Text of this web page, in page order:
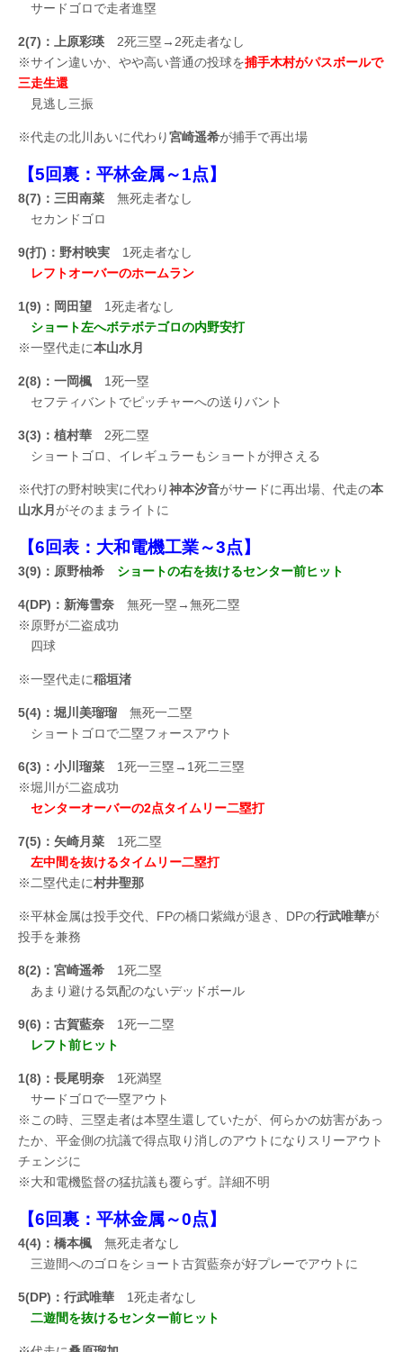
サードゴロで走者進塁
2(7)：上原彩瑛 2死三塁→2死走者なし
※サイン違いか、やや高い普通の投球を捕手木村がパスボールで
三走生還
見逃し三振
※代走の北川あいに代わり宮崎遥希が捕手で再出場
【5回裏：平林金属～1点】
8(7)：三田南菜 無死走者なし
セカンドゴロ
9(打)：野村映実 1死走者なし
レフトオーバーのホームラン
1(9)：岡田望 1死走者なし
ショート左へボテボテゴロの内野安打
※一塁代走に本山水月
2(8)：一岡楓 1死一塁
セフティバントでピッチャーへの送りバント
3(3)：植村華 2死二塁
ショートゴロ、イレギュラーもショートが押さえる
※代打の野村映実に代わり神本汐音がサードに再出場、代走の本
山水月 がそのままライトに
【6回表：大和電機工業～3点】
3(9)：原野柚希 ショートの右を抜けるセンター前ヒット
4(DP)：新海雪奈 無死一塁→無死二塁
※原野が二盗成功
四球
※一塁代走に稲垣渚
5(4)：堀川美瑠瑠 無死一二塁
ショートゴロで二塁フォースアウト
6(3)：小川瑠菜 1死一三塁→1死二三塁
※堀川が二盗成功
センターオーバーの2点タイムリー二塁打
7(5)：矢崎月菜 1死二塁
左中間を抜けるタイムリー二塁打
※二塁代走に村井聖那
※平林金属は投手交代、FPの橋口紫織が退き、DPの行武唯華が
投手を兼務
8(2)：宮崎遥希 1死二塁
あまり避ける気配のないデッドボール
9(6)：古賀藍奈 1死一二塁
レフト前ヒット
1(8)：長尾明奈 1死満塁
サードゴロで一塁アウト
※この時、三塁走者は本塁生還していたが、何らかの妨害があっ
たか、平金側の抗議で得点取り消しのアウトになりスリーアウト
チェンジに
※大和電機監督の猛抗議も覆らず。詳細不明
【6回裏：平林金属～0点】
4(4)：橋本楓 無死走者なし
三遊間へのゴロをショート古賀藍奈が好プレーでアウトに
5(DP)：行武唯華 1死走者なし
二遊間を抜けるセンター前ヒット